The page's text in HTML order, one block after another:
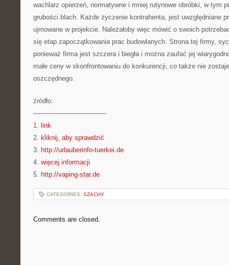
wachlarz opierzeń, normatywne i mniej rutynowe obróbki, w tym
grubości blach. Każde życzenie kontrahenta, jest uwzględniane
ujmowane w projekcie. Należałoby więc mówić o swoich
się etap zapoczątkowania prac budowlanych. Strona tej firmy,
ponieważ firma jest szczera i biegła i można zaufać jej
małe ceny w skonfrontowaniu do konkurencji, co także nie
oszczędnego.
źródło:
———————————
1. link
2. kliknij, aby sprawdzić
3. http://urlauberinfo-tuerkei.de
4. więcej informacji
5. http://vaping-star.de
CATEGORIES: SZACHY
Comments are closed.